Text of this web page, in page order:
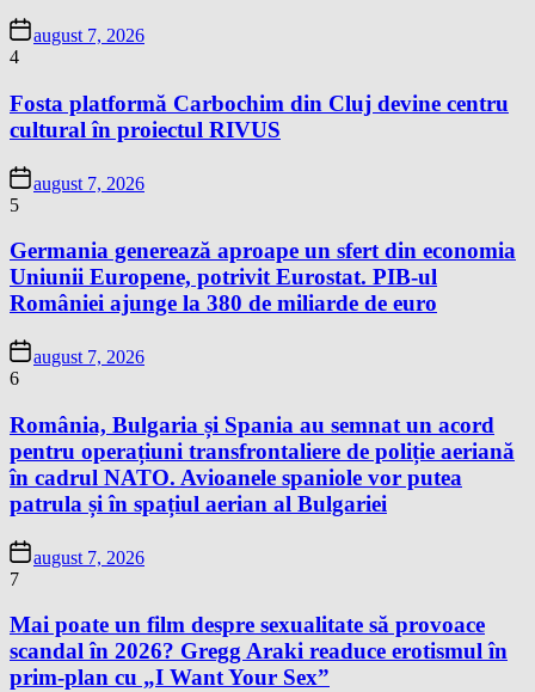
august 7, 2026
4
Fosta platformă Carbochim din Cluj devine centru
cultural în proiectul RIVUS
august 7, 2026
5
Germania generează aproape un sfert din economia
Uniunii Europene, potrivit Eurostat. PIB-ul
României ajunge la 380 de miliarde de euro
august 7, 2026
6
România, Bulgaria și Spania au semnat un acord
pentru operațiuni transfrontaliere de poliție aeriană
în cadrul NATO. Avioanele spaniole vor putea
patrula și în spațiul aerian al Bulgariei
august 7, 2026
7
Mai poate un film despre sexualitate să provoace
scandal în 2026? Gregg Araki readuce erotismul în
prim-plan cu „I Want Your Sex”